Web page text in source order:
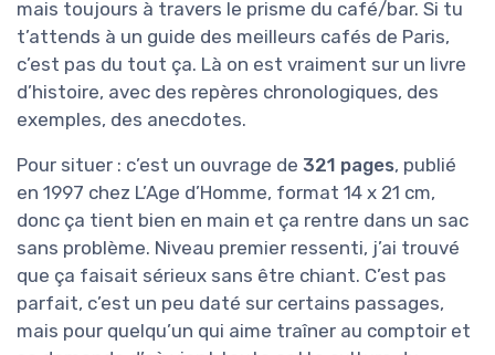
mais toujours à travers le prisme du café/bar. Si tu
t’attends à un guide des meilleurs cafés de Paris,
c’est pas du tout ça. Là on est vraiment sur un livre
d’histoire, avec des repères chronologiques, des
exemples, des anecdotes.
Pour situer : c’est un ouvrage de 321 pages, publié
en 1997 chez L’Age d’Homme, format 14 x 21 cm,
donc ça tient bien en main et ça rentre dans un sac
sans problème. Niveau premier ressenti, j’ai trouvé
que ça faisait sérieux sans être chiant. C’est pas
parfait, c’est un peu daté sur certains passages,
mais pour quelqu’un qui aime traîner au comptoir et